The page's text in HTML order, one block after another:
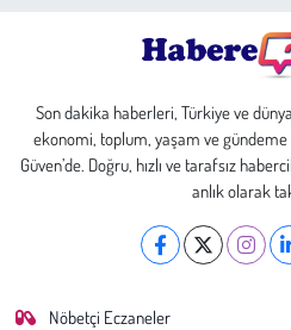
Son dakika haberleri, Türkiye ve
ekonomi, toplum, yaşam ve
Güven’de. Doğru, hızlı ve tarafsız
anlık olarak
Nöbetçi Eczaneler